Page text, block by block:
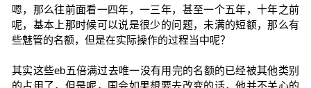
嗯，那么往前面看一四年，一三年，甚至一个五年，十年之前
呢，基本上那时候可以说是很少的问题，未满的短额，那么有
些魅管的名额，但是在实际操作的过程当中呢？
其实这些eb五倍满过去唯一没有用完的名额的已经被其他类别
的占用了，但是呢，国会如果想要去改变的话，他并不关心的